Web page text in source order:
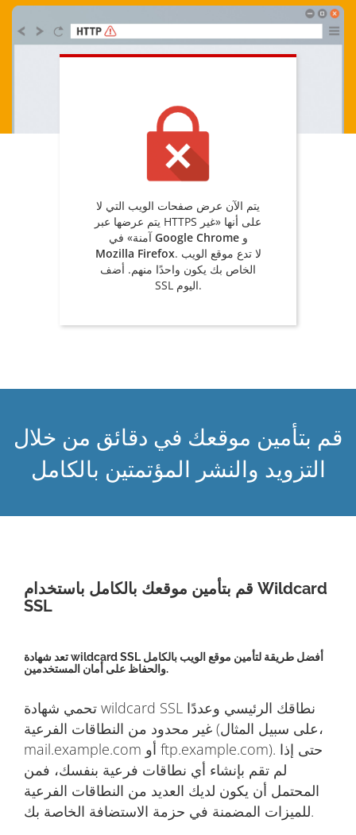
يتم الآن عرض صفحات الويب التي لا
يتم عرضها عبر HTTPS على أنها «غير
آمنة» فيGoogle Chrome و
Mozilla Firefox. لا تدع موقع الويب
الخاص بك يكون واحدًا منهم. أضف
SSL اليوم.
قم بتأمين موقعك في دقائق من خلال
التزويد والنشر المؤتمتين بالكامل
قم بتأمين موقعك بالكامل باستخدام Wildcard
SSL
تعد شهادة wildcard SSL أفضل طريقة لتأمين موقع الويب بالكامل
والحفاظ على أمان المستخدمين.
تحمي شهادة wildcard SSL نطاقك الرئيسي وعددًا
غير محدود من النطاقات الفرعية (على سبيل المثال،
mail.example.com أو ftp.example.com). حتى إذا
لم تقم بإنشاء أي نطاقات فرعية بنفسك، فمن
المحتمل أن يكون لديك العديد من النطاقات الفرعية
للميزات المضمنة في حزمة الاستضافة الخاصة بك.